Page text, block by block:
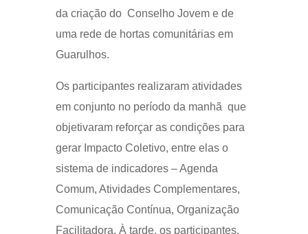
da criação do Conselho Jovem e de
uma rede de hortas comunitárias em
Guarulhos.
Os participantes realizaram atividades
em conjunto no período da manhã que
objetivaram reforçar as condições para
gerar Impacto Coletivo, entre elas o
sistema de indicadores – Agenda
Comum, Atividades Complementares,
Comunicação Contínua, Organização
Facilitadora. À tarde, os participantes,